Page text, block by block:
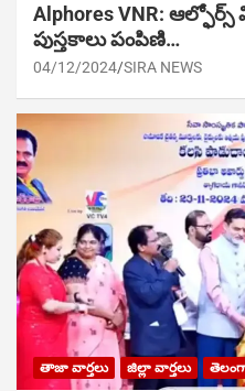
Alphores VNR:
పుస్తకాలు పంపిణి…
04/12/2024 SIRA NEWS
తాజా వార్తలు జిల్లా వార్తలు